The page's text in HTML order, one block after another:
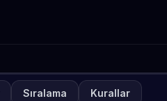
Sıralama Kurallar